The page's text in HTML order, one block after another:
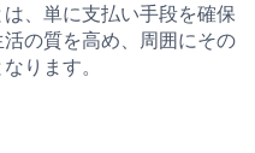
、単に支払い手段を確保
の質を高め、周囲にその
ります。